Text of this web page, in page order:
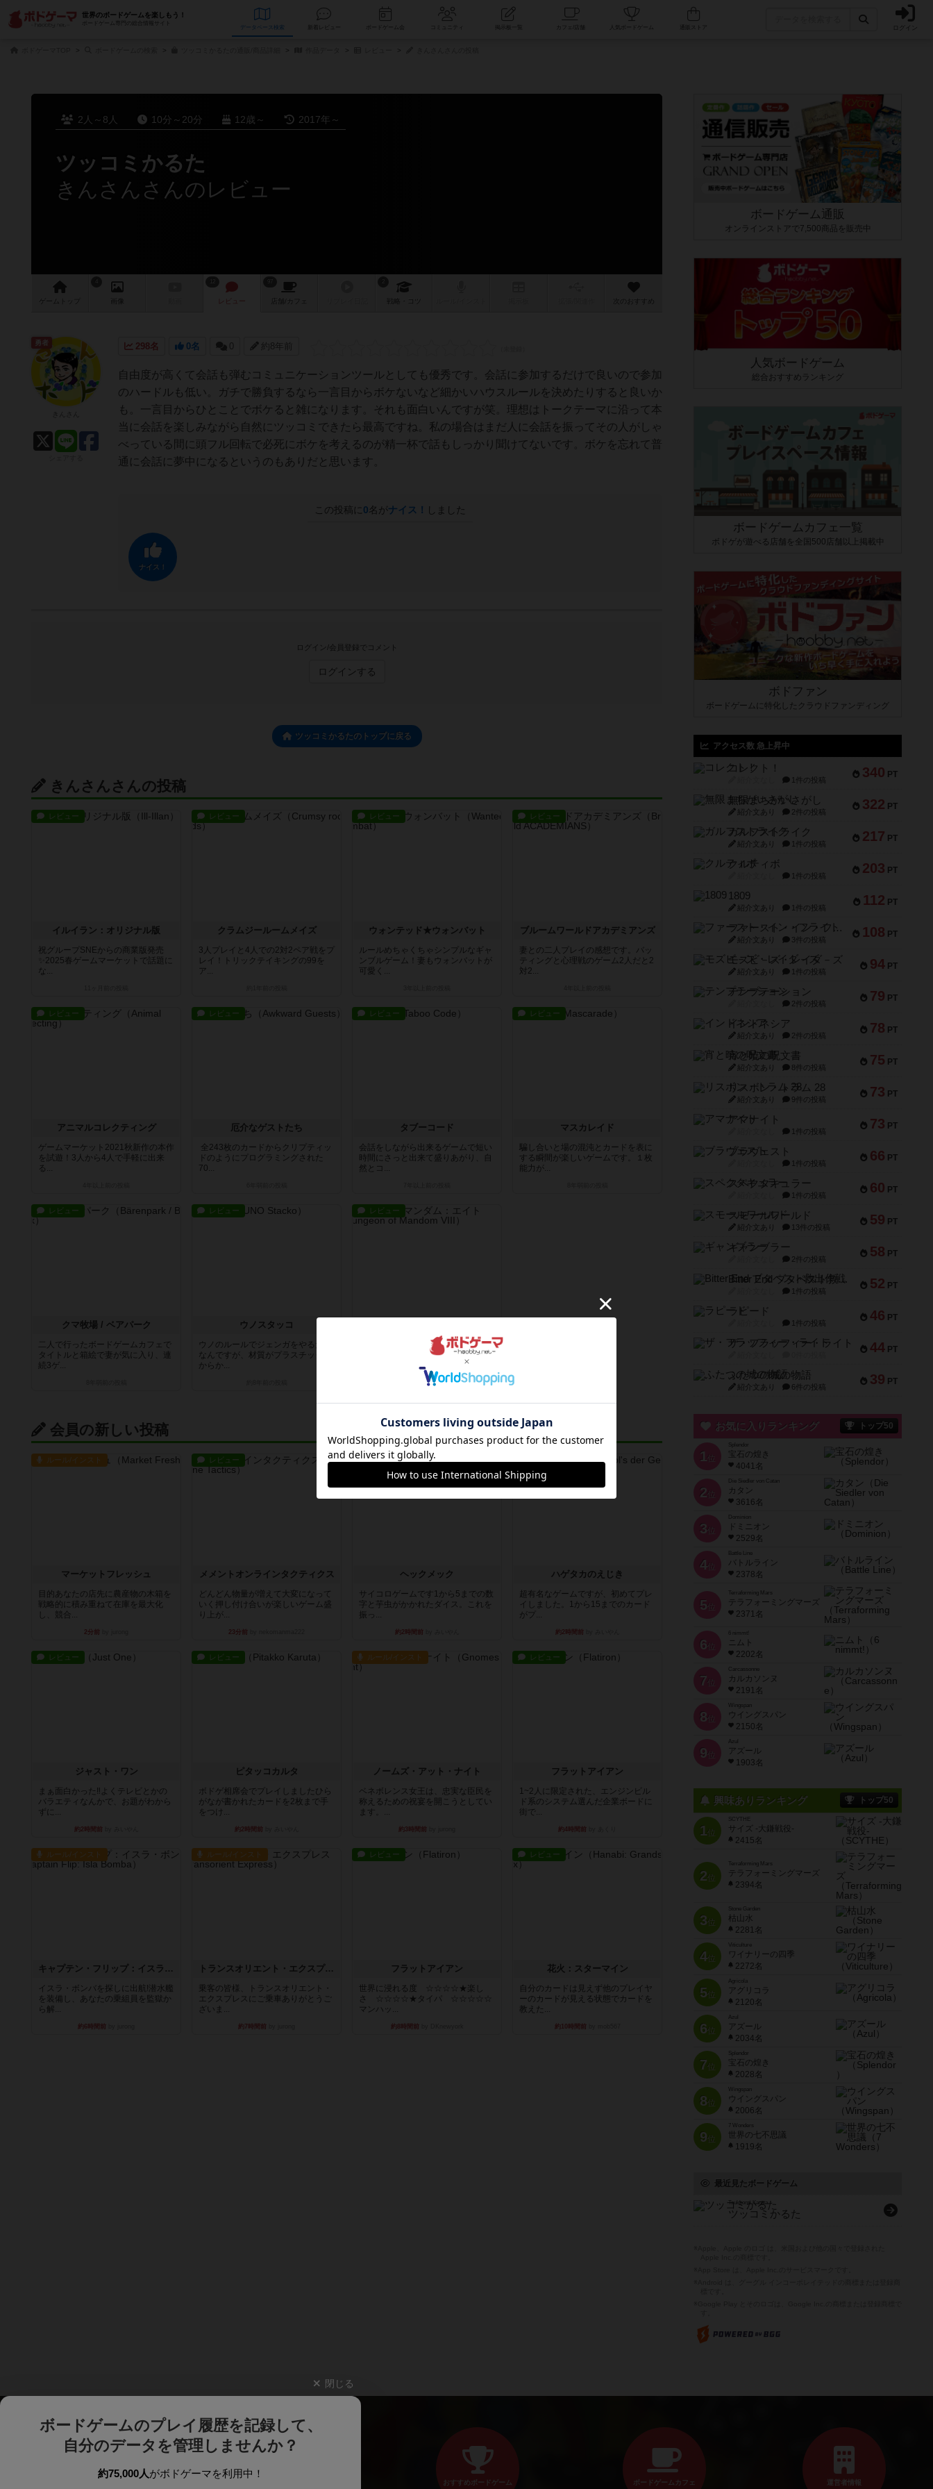
世界のボードゲームを楽しもう！
ボードゲーム専門の総合情報サイト
データベース コミュニティ 人気ボードゲーム ログイン
2人～8人 10分～20分 12歳～ 2017年～
ツッコミかるた
きんさんさんのレビュー
ゲーム 画像 レビュー 店舗/ カフェ 戦略 次のおすすめ
298名 0名 0 約8年前
自由度が高くて会話も弾むコミュニケーションツールとしても優秀です。会話に参加するだけで良いので参加
のハードルも低い。ガチで勝負するなら一言目からボケないなど細かいハウスルールを決めたりすると良いか
も。一言目からひとことでボケると雑になります。それも面白いんですが笑。理想はトークテーマに沿って本
当に会話を楽しみながら自然にツッコミできたら最高ですね。私の場合はまだ人に会話を振ってその人がしゃ
べっている間に頭フル回転で必死にボケを考えるのが精一杯で話もしっかり聞けてないです。ボケを忘れて普
通に会話に夢中になるというのもありだと思います。
この投稿に 0名がナイス！ しました
ナイス！
勇者
ログイン/会員登録でコメント
ログインする
ツッコミかるたのトップに戻る
きんさんさんの投稿
レビュー
イルイラン：オリジナル版
祝グループSNEからの商業版発売
✨2025春ゲームマーケットで話題に
な...
レビュー
クラムジールームメイズ
3人プレイと4人での2対2ペア戦をプ
レイ！トリックテイキングの99を
ア...
レビュー
ウォンテッド★ウォンバット
ルールめちゃくちゃシンプルなギャ
ンブルゲーム！妻もウォンバットが
可愛く...
レビュー
ブルームワールドアカデミアンズ
妻との二人プレイの感想です。バッ
ティングと心理戦のゲーム2人だと2
対2...
レビュー
アニマルコレクティング
ゲームマーケット2021秋新作の本作
を試遊！3人から4人で手軽に出来
る...
レビュー
厄介なゲストたち
全243枚のカードからクリプティッ
ドのようにプログラミングされた
70...
レビュー
タブーコード
会話をしながら出来るゲームで短い
時間にさっと出来て盛りあがり、自
然とコ...
レビュー
マスカレイド
騙し合いと場の混沌とカードを表に
する瞬間が楽しいゲームです。１枚
能力が...
レビュー
クマ牧場 / ベアパーク
二人で行ったボードゲームカフェで
タイトルと箱絵で妻が気に入り、連
続3ゲ...
レビュー
ウノスタッコ
ウノのルールでジェンガをやるだけ
なんですが、材質がプラスチックだ
からか...
レビュー
某書店のボードゲーム売上１位だっ
たので気になり購入。はじめ、壮大
約8年前の投稿
会員の新しい投稿
ルール/インスト
マーケットフレッシュ
目的あなたの店先に農産物の木箱を
戦略的に積み重ねて在庫を最大化
し、競合...
2分前
レビュー
メメントオンラインタクティクス
どんどん物量が増えて大変になって
いく押し付け合いが楽しいゲーム盛
り上が...
23分前
レビュー
ヘックメック
サイコロゲームです1から5までの数
字と芋虫がかかれたダイス。これを
振っ...
約2時間前
ハゲタカのえじき
超有名なゲームですが、初めてプレ
イしました。1から15までのカード
がプ...
約2時間前
レビュー
ジャスト・ワン
まぁ面白かった‼️よくテレビとかの
バラエティなんかで、お題がわから
ずに...
約2時間前
レビュー
ピタッコカルタ
ボドゲ相席会でプレイしましたひら
がなが書かれたカードを2枚まで手
をつけ...
約2時間前
ルール/インスト
ノームズ・アット・ナイト
ベネボレンス女王は、忠実な臣民を
称えるための祝宴を開こうとしてい
ます。...
約3時間前
レビュー
フラットアイアン
1~2人に限定された、エンジンビル
ド系のシステム選んだ企業ボードに
街で...
約4時間前
ルール/インスト
キャプテン・フリップ：イスラ・ボンバ
イスラ・ボンバを探しに出航!潜水艦
を装備し、あなたの乗組員を監獄か
ら解...
約6時間前
ルール/インスト
トランスオリエント・エクスプレス
乗客の皆様、トランスオリエント・
エクスプレスにご乗車ありがとうご
ざいま...
約7時間前
レビュー
フラットアイアン
世界に浸れる度 ☆☆☆☆★楽し
さ ☆☆☆☆★タイパ ☆☆☆☆☆
マンハッ...
約8時間前
レビュー
花火：スターマイン
自分のカードは見えず他のプレイヤ
ーのカードが見える状態でカードを
教えた...
約10時間前
ボードゲーム通販
オンラインストアで7,500商品を販売中
人気ボードゲーム
総合おすすめランキング
ボードゲームカフェ一覧
ボドゲが遊べる店舗を全国500店舗以上掲載中
ボドファン
ボードゲームに特化したクラウドファンディング
アクセス数 急上昇中
340 PT
コレクト！
1件の投稿
322 PT
無限まちがいさがし
紹介文あり 2件の投稿
217 PT
ガルフストライク
紹介文あり 1件の投稿
203 PT
クルティボ
1件の投稿
112 PT
1809
紹介文あり 1件の投稿
108 PT
ファースト・イン・フライト
紹介文あり 3件の投稿
94 PT
モズビ－ズ・レイダ－ズ
紹介文あり 1件の投稿
79 PT
テンプテーション
2件の投稿
78 PT
インドネシア
紹介文あり 2件の投稿
75 PT
宵と暁の呪文書
紹介文あり 8件の投稿
73 PT
リスボン・トラム 28
紹介文あり 9件の投稿
73 PT
アマナイト
1件の投稿
66 PT
ブラヴェスト
1件の投稿
60 PT
スペクタキュラー
1件の投稿
59 PT
スモールワールド
紹介文あり 13件の投稿
58 PT
ギャンブラー
2件の投稿
52 PT
Bitter End ブタペスト救出作戦
1件の投稿
46 PT
ラピード
1件の投稿
44 PT
ザ・フラッフィー・ライト
39 PT
ふたつの城の物語
紹介文あり 6件の投稿
お気に入りランキング トップ50
1 位
宝石の煌き
4041名
2 位
Die Siedler von Catan
カタン
3616名
3 位
ドミニオン
2529名
4位
Battle Line
バトルライン
2378名
5 位
Terraforming Mars
テラフォーミングマーズ
2371名
6 位
ニムト
2202名
7 位
Carcassonne
カルカソンヌ
2191名
8 位
Wingspan
ウイングスパン
2150名
9 位
Azul
アズール
1903名
興味ありランキング トップ50
1位
SCYTHE
サイズ -大鎌戦役-
2415名
2位
Terraforming Mars
テラフォーミングマーズ
2394名
3位
Stone Garden
枯山水
2281名
4位
Viticulture
ワイナリーの四季
2272名
5位
Agricola
アグリコラ
2120名
6位
Azul
アズール
2034名
7位
宝石の煌き
2028名
8位
Wingspan
ウイングスパン
2006名
9位
7 Wonders
世界の七不思議
1919名
最近見たボードゲーム
Tsukkomi Karuta
ツッコミかるた
閉じる
ボードゲームのプレイ履歴を記録して、
自分のデータを管理しませんか？
約75,000人がボドゲーマを利用中！
おすすめボードゲーム ボードゲームカフェ 運営者情報